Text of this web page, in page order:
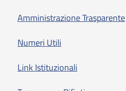
Amministrazione Trasparente
Numeri Utili
Link Istituzionali